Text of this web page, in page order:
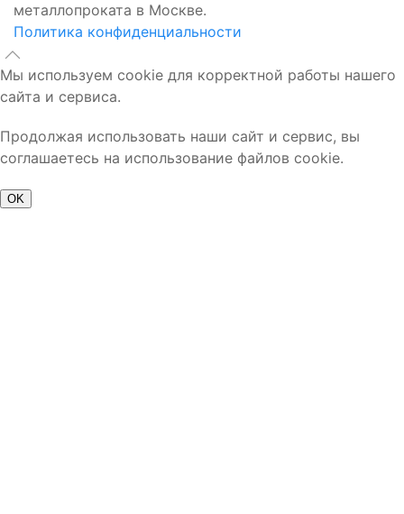
металлопроката в Москве.
Политика конфиденциальности
Мы используем cookie для корректной работы нашего
сайта и сервиса.
Продолжая использовать наши сайт и сервис, вы
соглашаетесь на использование файлов cookie.
OK